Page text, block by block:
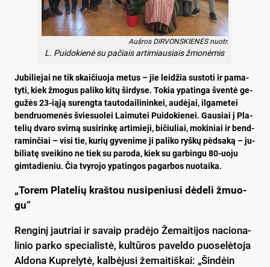
Auš­ros DIR­VONS­KIE­NĖS nuo­tr.
L. Pui­do­kie­nė su pa­čiais ar­ti­miau­siais žmo­nė­mis
Ju­bi­lie­jai ne tik skai­čiuo­ja me­tus – jie lei­džia su­sto­ti ir pa­ma­
ty­ti, kiek žmo­gus pa­li­ko ki­tų šir­dy­se. To­kia ypa­tin­ga šven­tė ge­
gu­žės 23-ią­ją su­reng­ta tau­to­dai­li­nin­kei, au­dė­jai, il­ga­me­tei
bend­ruo­me­nės švie­suo­lei Lai­mu­tei Pui­do­kie­nei. Gau­siai į Pla­
te­lių dva­ro svir­ną su­si­rin­kę ar­ti­mie­ji, bi­čiu­liai, mo­ki­niai ir bend­
ra­min­čiai – vi­si tie, ku­rių gy­ve­ni­me ji pa­li­ko ryš­kų pėd­sa­ką – ju­
bi­lia­tę svei­ki­no ne tiek su pa­ro­da, kiek su gar­bin­gu 80-uo­ju
gim­ta­die­niu. Čia tvy­ro­jo ypa­tin­gos pa­gar­bos nuo­tai­ka.
„To­rem Pla­te­lių kraš­tou nu­si­pe­niu­si dė­de­li žmuo­
gu“
Ren­gi­nį jaut­riai ir sa­vaip pra­dė­jo Že­mai­ti­jos na­cio­na­
li­nio par­ko spe­cia­lis­tė, kul­tū­ros pa­vel­do puo­se­lė­to­ja
Al­do­na Kup­re­ly­tė, kal­bė­ju­si že­mai­tiš­kai: „Šin­dėin